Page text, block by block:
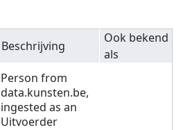
Beschrijving
Ook bekend
als
Person from
data.kunsten.be,
ingested as an
Uitvoerder